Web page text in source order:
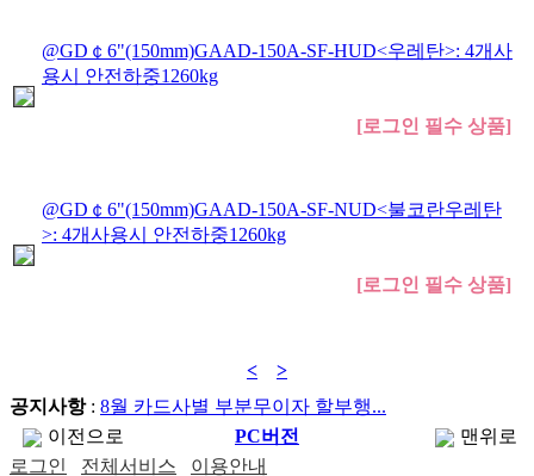
@GD￠6"(150mm)GAAD-150A-SF-HUD<우레탄>: 4개사
용시 안전하중1260kg
[로그인 필수 상품]
@GD￠6"(150mm)GAAD-150A-SF-NUD<불코란우레탄
>: 4개사용시 안전하중1260kg
[로그인 필수 상품]
<
>
공지사항: 8월 카드사별 부분무이자 할부행...
이전으로
PC버전
맨위로
로그인
전체서비스 이용안내